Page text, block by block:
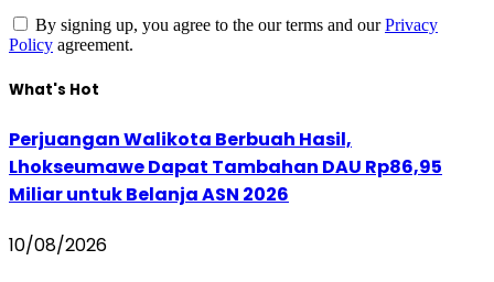
By signing up, you agree to the our terms and ourPrivacy
Policy agreement.
What's Hot
Perjuangan Walikota Berbuah Hasil,
Lhokseumawe Dapat Tambahan DAU Rp86,95
Miliar untuk Belanja ASN 2026
10/08/2026